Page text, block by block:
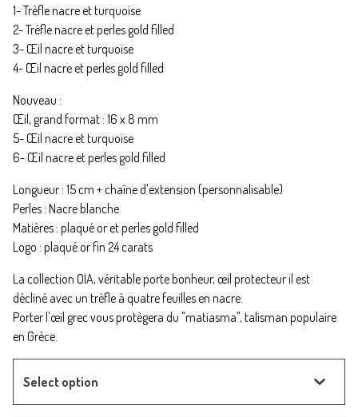
1- Trèfle nacre et turquoise
2- Trèfle nacre et perles gold filled
3- Œil nacre et turquoise
4- Œil nacre et perles gold filled
Nouveau :
Œil, grand format : 16 x 8 mm
5- Œil nacre et turquoise
6- Œil nacre et perles gold filled
Longueur : 15 cm + chaîne d'extension (personnalisable)
Perles : Nacre blanche
Matières : plaqué or et perles gold filled
Logo : plaqué or fin 24 carats
La collection OIA, véritable porte bonheur, œil protecteur il est
décliné avec un trèfle à quatre feuilles en nacre.
Porter l'œil grec vous protègera du "matiasma", talisman populaire
en Grèce.